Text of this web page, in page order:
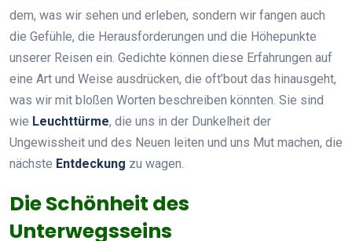
dem, was wir sehen und erleben, sondern wir fangen auch
die Gefühle, die Herausforderungen und die Höhepunkte
unserer Reisen ein. Gedichte können diese Erfahrungen auf
eine Art und Weise ausdrücken, die oft’bout das hinausgeht,
was wir mit bloßen Worten beschreiben könnten. Sie sind
wie Leuchttürme, die uns in der Dunkelheit der
Ungewissheit und des Neuen leiten und uns Mut machen, die
nächste Entdeckung zu wagen.
Die Schönheit des
Unterwegsseins